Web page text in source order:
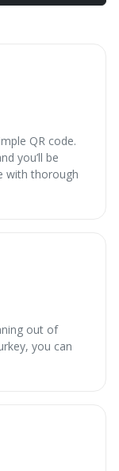
QR code.
you’ll be
with thorough
out of
you can